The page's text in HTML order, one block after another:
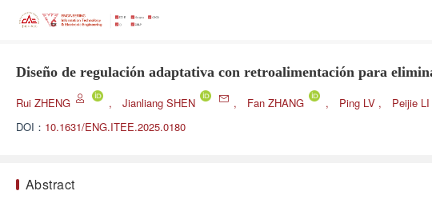
Diseño de regulación adaptativa con retroalimentación para
Rui ZHENG , Jianliang SHEN , Fan ZHANG , Ping LV , Peijie LI
DOI： 10.1631/ENG.ITEE.2025.0180
Abstract